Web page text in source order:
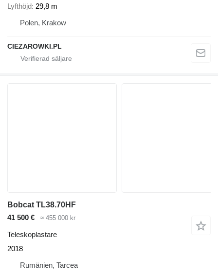
Lyfthöjd 29,8 m
Polen, Krakow
CIEZAROWKI.PL
Bobcat TL38.70HF
41 500 €
≈ 455 000 kr
Teleskoplastare
2018
Rumänien, Tarcea